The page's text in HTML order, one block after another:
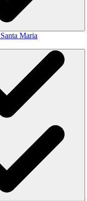
Maria